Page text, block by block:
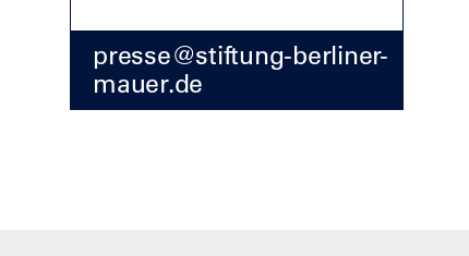
presse@stiftung-berliner-
mauer.de